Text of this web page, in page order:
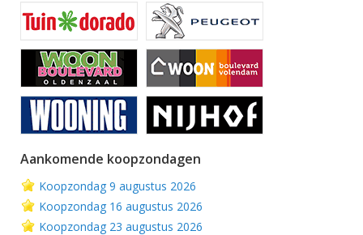
Aankomende koopzondagen
Koopzondag 9 augustus 2026
Koopzondag 16 augustus 2026
Koopzondag 23 augustus 2026